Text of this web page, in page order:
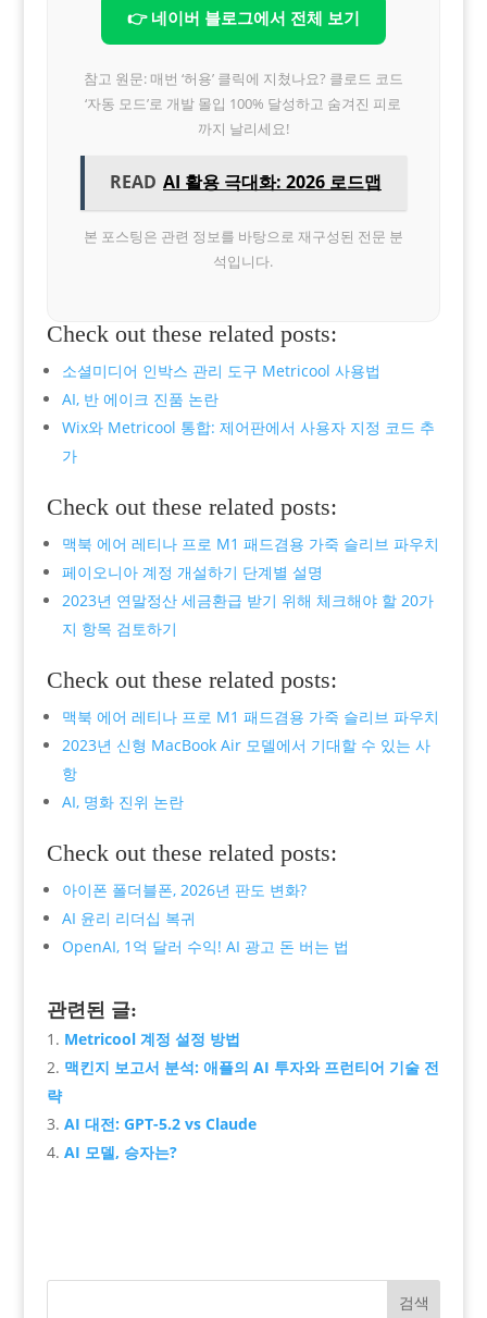
👉 네이버 블로그에서 전체 보기
참고 원문: 매번 ‘허용’ 클릭에 지쳤나요? 클로드 코드
‘자동 모드’로 개발 몰입 100% 달성하고 숨겨진 피로
까지 날리세요!
READ AI 활용 극대화: 2026 로드맵
본 포스팅은 관련 정보를 바탕으로 재구성된 전문 분
석입니다.
Check out these related posts:
소셜미디어 인박스 관리 도구 Metricool 사용법
AI, 반 에이크 진품 논란
Wix와 Metricool 통합: 제어판에서 사용자 지정 코드 추
가
Check out these related posts:
맥북 에어 레티나 프로 M1 패드겸용 가죽 슬리브 파우치
페이오니아 계정 개설하기 단계별 설명
2023년 연말정산 세금환급 받기 위해 체크해야 할 20가
지 항목 검토하기
Check out these related posts:
맥북 에어 레티나 프로 M1 패드겸용 가죽 슬리브 파우치
2023년 신형 MacBook Air 모델에서 기대할 수 있는 사
항
AI, 명화 진위 논란
Check out these related posts:
아이폰 폴더블폰, 2026년 판도 변화?
AI 윤리 리더십 복귀
OpenAI, 1억 달러 수익! AI 광고 돈 버는 법
관련된 글:
Metricool 계정 설정 방법
맥킨지 보고서 분석: 애플의 AI 투자와 프런티어 기술 전
략
AI 대전: GPT-5.2 vs Claude
AI 모델, 승자는?
검색